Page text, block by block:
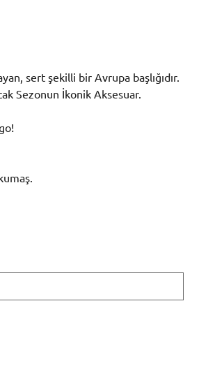
sert şekilli bir Avrupa başlığıdır.
Sezonun İkonik Aksesuar.